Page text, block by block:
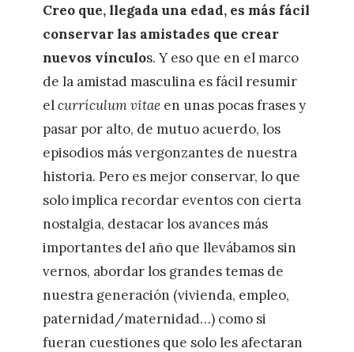
Creo que, llegada una edad, es más fácil
conservar las amistades que crear
nuevos vínculos. Y eso que en el marco
de la amistad masculina es fácil resumir
elcurrículum vitae en unas pocas frases y
pasar por alto, de mutuo acuerdo, los
episodios más vergonzantes de nuestra
historia. Pero es mejor conservar, lo que
solo implica recordar eventos con cierta
nostalgia, destacar los avances más
importantes del año que llevábamos sin
vernos, abordar los grandes temas de
nuestra generación (vivienda, empleo,
paternidad/maternidad…) como si
fueran cuestiones que solo les afectaran